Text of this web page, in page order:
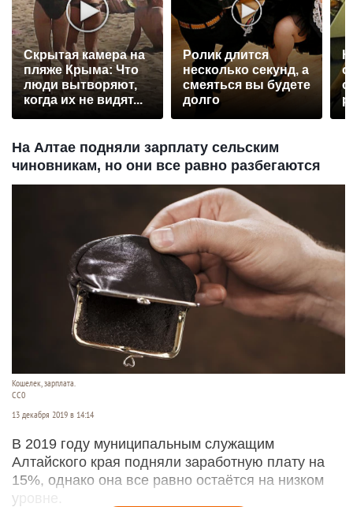
Скрытая камера на
пляже Крыма: Что
люди вытворяют,
когда их не видят...
Ролик длится
несколько секунд, а
смеяться вы будете
долго
На Алтае подняли зарплату сельским
чиновникам, но они все равно разбегаются
Кошелек, зарплата.
СС0
13 декабря 2019 в 14:14
В 2019 году муниципальным служащим
Алтайского края подняли заработную плату на
15%, однако она все равно остаётся на низком
уровне.